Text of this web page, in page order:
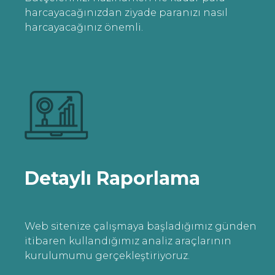
harcayacağınızdan ziyade paranızı nasıl
harcayacağınız önemli.
Detaylı Raporlama
Web sitenize çalışmaya başladığımız günden
itibaren kullandığımız analiz araçlarının
kurulumumu gerçekleştiriyoruz.